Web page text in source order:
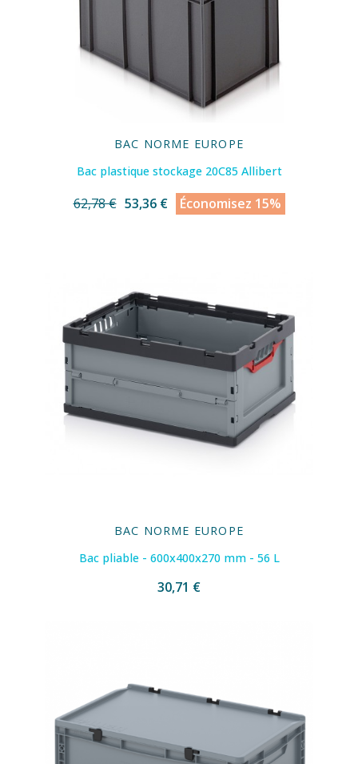
BAC NORME EUROPE
Bac plastique stockage 20C85 Allibert
62,78 € 53,36 € Économisez 15%
BAC NORME EUROPE
Bac pliable - 600x400x270 mm - 56 L
30,71 €